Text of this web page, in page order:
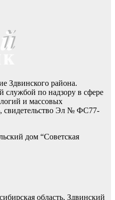
Здвинского района.
службой по надзору в сфере
и массовых
свидетельство Эл № ФС77-
дом “Советская
область, Здвинский